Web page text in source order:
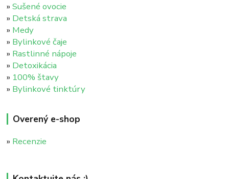
»Sušené ovocie
» Detská strava
» Medy
» Bylinkové čaje
» Rastlinné nápoje
» Detoxikácia
» 100% štavy
» Bylinkové tinktúry
Overený e-shop
» Recenzie